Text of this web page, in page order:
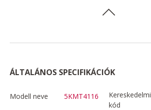
ÁLTALÁNOS SPECIFIKÁCIÓK
Modell neve 5KMT4116
Kereskedelmi
kód